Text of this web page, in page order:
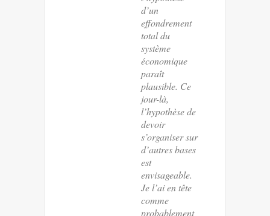
d’un
effondrement
total du
système
économique
paraît
plausible. Ce
jour-là,
l’hypothèse de
devoir
s’organiser sur
d’autres bases
est
envisageable.
Je l’ai en tête
comme
probablement